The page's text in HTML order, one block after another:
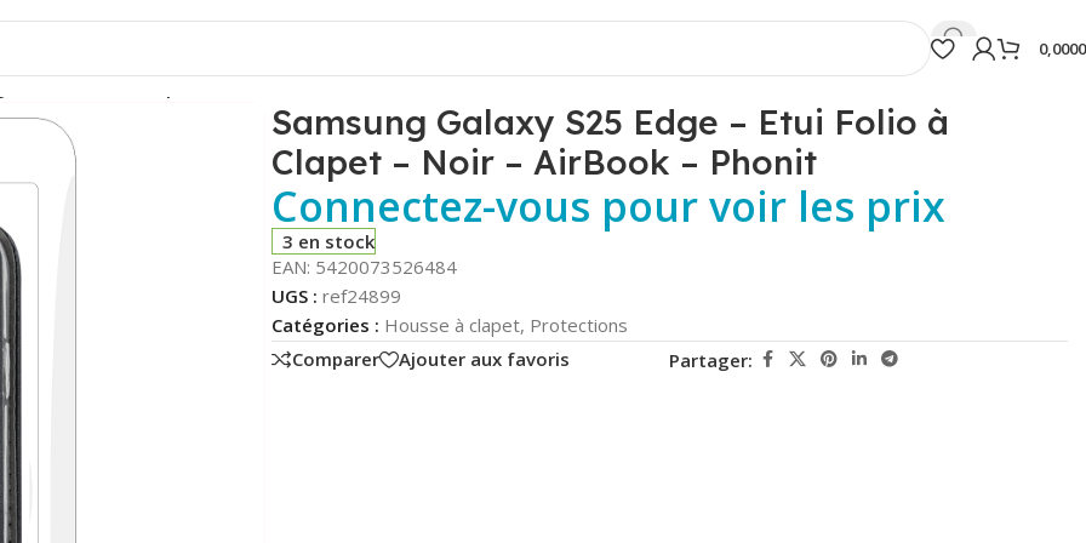
– Etui Folio à Clapet – Noir – AirBook – Phonit
Samsung Galaxy S25 Edge – Etui Folio à
Clapet – Noir – AirBook – Phonit
Connectez-vous pour voir les prix
3 en stock
EAN: 5420073526484
UGS : ref24899
Catégories : Housse à clapet, Protections
Comparer
Ajouter aux favoris Partager: